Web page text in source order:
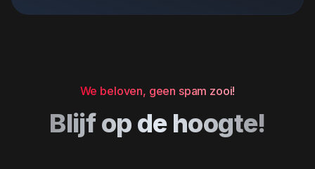
We beloven, geen spam zooi!
Blijf op de hoogte!